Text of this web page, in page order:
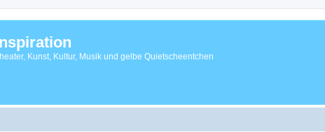
Kunst, Kultur, Musik und gelbe Quietscheentchen